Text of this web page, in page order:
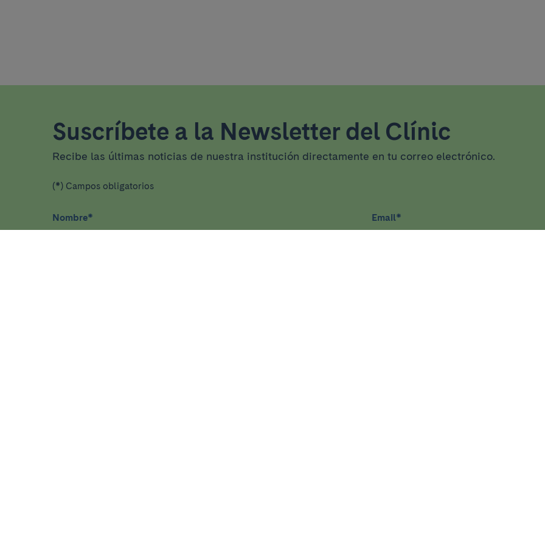
Suscríbete a la Newsletter del Clínic
Recibe las últimas noticias de nuestra institución directamente en tu correo electrónico.
(*) Campos obligatorios
Nombre* Email*